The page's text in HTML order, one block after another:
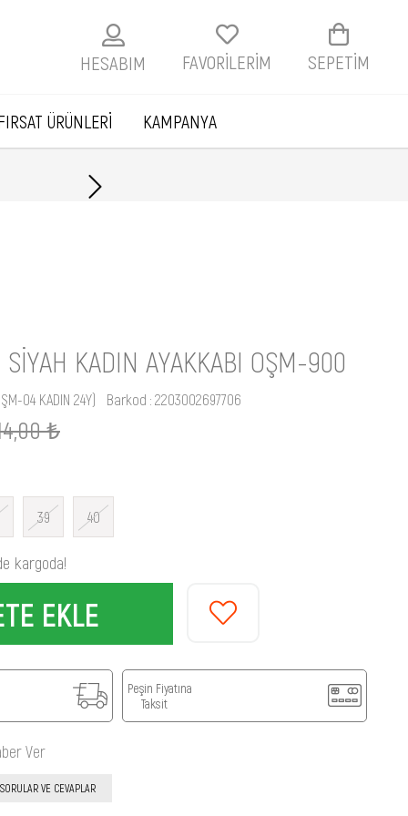
SEPETIM
FAVORİLERİM
HESABIM
ÜRÜNLERİ KAMPANYA
SIYAH KADIN AYAKKABI OŞM-900
04 KADIN 24Y) Barkod : 2203002697706
₺
39 40
kargoda!
Peşin Fiyatına
Taksit
Ver
SORULAR VE CEVAPLAR